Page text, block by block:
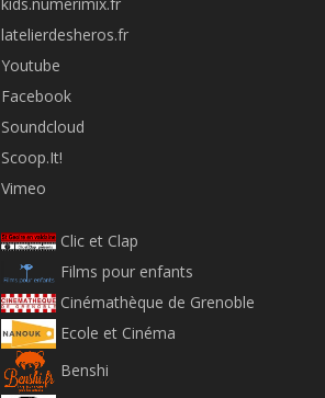
latelierdesheros.fr
Youtube
Facebook
Soundcloud
Scoop.It!
Vimeo
Clic et Clap
Films pour enfants
Cinémathèque de Grenoble
Ecole et Cinéma
Benshi